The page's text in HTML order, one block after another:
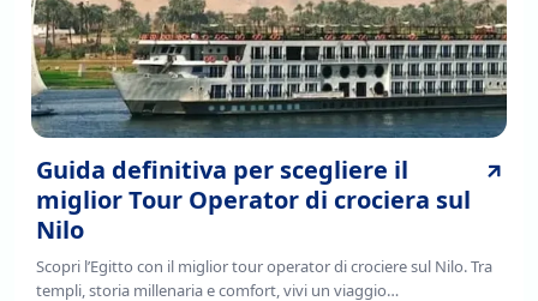
Guida definitiva per scegliere il
miglior Tour Operator di crociera sul
Nilo
Scopri l’Egitto con il miglior tour operator di crociere sul Nilo. Tra
templi, storia millenaria e comfort, vivi un viaggio